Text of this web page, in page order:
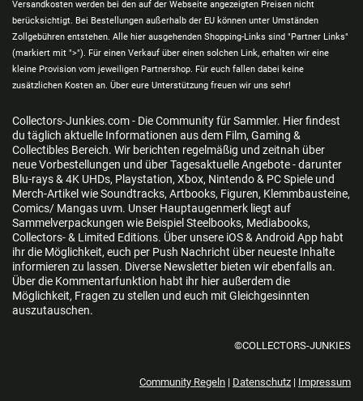
Versandkosten werden bei den auf der Webseite angezeigten Preisen nicht
berücksichtigt. Bei Bestellungen außerhalb der EU können unter Umständen
Zollgebühren entstehen. Alle hier ausgehenden Shopping-Links sind "Partner Links"
(markiert mit ">"). Für einen Verkauf über einen solchen Link, erhalten wir eine
kleine Provision vom jeweiligen Partnershop. Für euch fallen dabei keine
zusätzlichen Kosten an. Über eure Unterstützung freuen wir uns sehr!
Collectors-Junkies.com - Die Community für Sammler. Hier findest
du täglich aktuelle Informationen aus dem Film, Gaming &
Collectibles Bereich. Wir berichten regelmäßig und zeitnah über
neue Vorbestellungen und über Tagesaktuelle Angebote - darunter
Blu-rays & 4K UHDs, Playstation, Xbox, Nintendo & PC Spiele und
Merch-Artikel wie Soundtracks, Artbooks, Figuren, Klemmbausteine,
Comics/ Mangas uvm. Unser Hauptaugenmerk liegt auf
Sammelverpackungen wie Beispiel Steelbooks, Mediabooks,
Collectors- & Limited Editions. Über unsere iOS & Android App habt
ihr die Möglichkeit, euch per Push Nachricht über neueste Inhalte
informieren zu lassen. Diverse Newsletter bieten wir ebenfalls an.
Über die Kommentarfunktion habt ihr hier außerdem die
Möglichkeit, Fragen zu stellen und euch mit Gleichgesinnten
auszutauschen.
©COLLECTORS-JUNKIES
Community Regeln | Datenschutz | Impressum